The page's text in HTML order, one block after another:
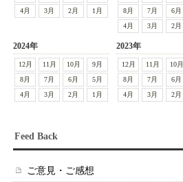
4月
3月 2月 1月
8月
7月 6月
4月
3月 2月
2024年
12月 11月 10月
9月
8月
7月 6月
5月
4月
3月 2月 1月
2023年
12月 11月 10月
8月
7月 6月
4月
3月 2月
Feed Back
ご意見・ご感想